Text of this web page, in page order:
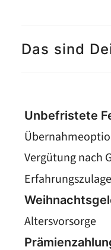
Das sind
Unbefristete
Vergütung nach
Altersvorsorge